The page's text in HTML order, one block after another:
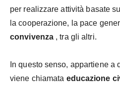
per realizzare attività basate
la cooperazione, la pace
convivenza , tra gli altri.
In questo senso, appartiene a
viene chiamata educazione